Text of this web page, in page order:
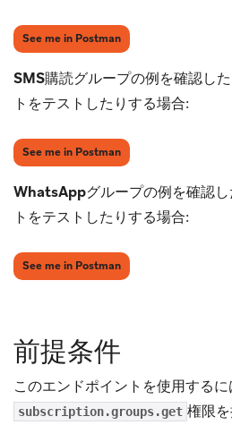
See me in Postman(opens in new tab)
SMS購読グループの例を確認し
トをテストしたりする場合:
See me in Postman(opens in new tab)
WhatsAppグループの例を確認
トをテストしたりする場合:
See me in Postman(opens in new tab)
前提条件
このエンドポイントを使用するに
subscription.groups.get 権限